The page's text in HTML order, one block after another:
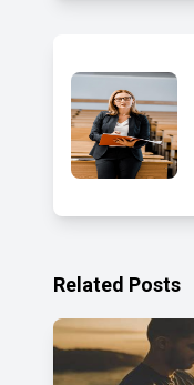
Related Posts